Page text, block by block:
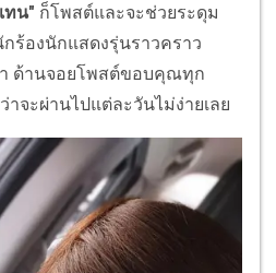
ทน" ก็โพสต์และจะช่วยระดุม
กร้องนักแสดงรุ่นราวคราว
า ด้านจอยโพสต์ขอบคุณทุก
าจะผ่านไปแต่ละวันไม่ง่ายเลย